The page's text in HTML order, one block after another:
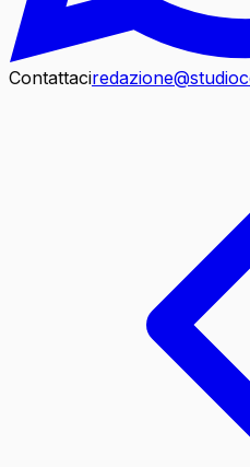
Contattaci